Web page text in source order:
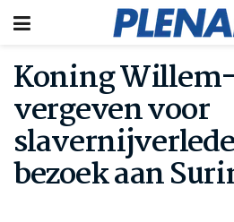
Koning
vergeven voor
bezoek aan